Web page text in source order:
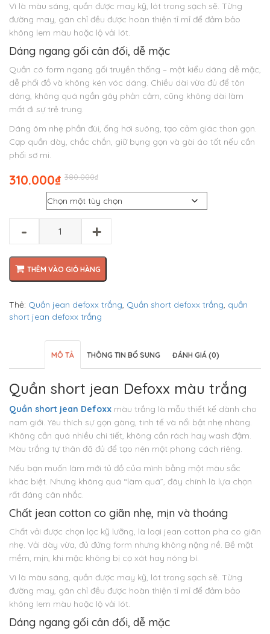
Vì là màu sáng, quần được may kỹ, lót trong sạch sẽ. Từng
đường may, gân chỉ đều được hoàn thiện tỉ mỉ để đảm bảo
không lem màu hoặc lộ vải lót.
Dáng ngang gối cân đối, dễ mặc
Quần có form ngang gối truyền thống – một kiểu dáng dễ mặc,
dễ phối đồ và không kén vóc dáng. Chiều dài vừa đủ để tôn
dáng, không quá ngắn gây phản cảm, cũng không dài làm
mất đi sự trẻ trung.
Dáng ôm nhẹ phần đùi, ống hơi suông, tạo cảm giác thon gọn.
Cạp quần dày, chắc chắn, giữ bụng gọn và gài áo tốt nếu cần
phối sơ mi.
₫
380.000 Giá
là:
₫380.000.
₫
310.000
Giá
tại
là:
- +
THÊM VÀO GIỎ HÀNG
Thẻ: Quần jean defoxx trắng, Quần short defoxx trắng, quần
short jean defoxx trắng
MÔ TẢ THÔNG TIN BỔ SUNG ĐÁNH GIÁ (0)
Quần short jean Defoxx màu trắng
Quần short jean Defoxx màu trắng là mẫu thiết kế dành cho
nam giới. Yêu thích sự gọn gàng, tinh tế và nổi bật nhẹ nhàng.
Không cần quá nhiều chi tiết, không cần rách hay wash đậm.
Màu trắng tự thân đã đủ để tạo nên một phong cách riêng.
Nếu bạn muốn làm mới tủ đồ của mình bằng một màu sắc
khác biệt. Nhưng không quá “làm quá”, đây chính là lựa chọn
rất đáng cân nhắc.
Chất jean cotton co giãn nhẹ, mịn và thoáng
Chất vải được chọn lọc kỹ lưỡng, là loại jean cotton pha co giãn
nhẹ. Vải dày vừa, đủ đứng form nhưng không nặng nề. Bề mặt
mềm, mịn, khi mặc không bị cọ xát hay nóng bí.
Vì là màu sáng, quần được may kỹ, lót trong sạch sẽ. Từng
đường may, gân chỉ đều được hoàn thiện tỉ mỉ để đảm bảo
không lem màu hoặc lộ vải lót.
Dáng ngang gối cân đối, dễ mặc